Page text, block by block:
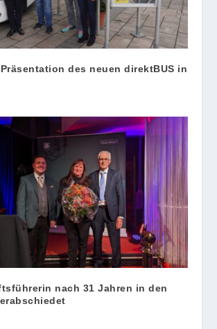
des neuen direktBUS in
nach 31 Jahren in den